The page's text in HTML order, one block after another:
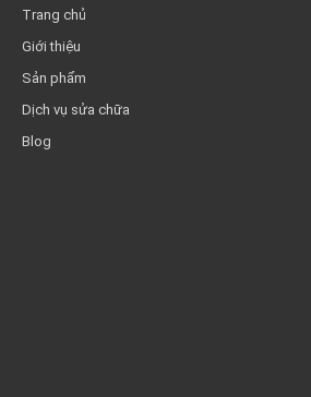
Trang chủ
Giới thiệu
Sản phẩm
Dịch vụ sửa chữa
Blog